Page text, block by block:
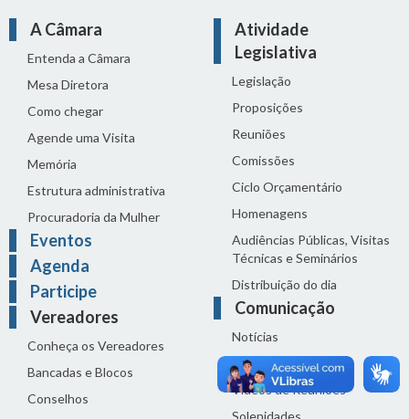
A Câmara
Entenda a Câmara
Mesa Diretora
Como chegar
Agende uma Visita
Memória
Estrutura administrativa
Procuradoria da Mulher
Eventos
Agenda
Participe
Vereadores
Conheça os Vereadores
Bancadas e Blocos
Conselhos
Atividade
Legislativa
Legislação
Proposições
Reuniões
Comissões
Ciclo Orçamentário
Homenagens
Audiências Públicas, Visitas
Técnicas e Seminários
Distribuição do dia
Comunicação
Notícias
Sala de Imprensa
Vídeos de Reuniões
Solenidades